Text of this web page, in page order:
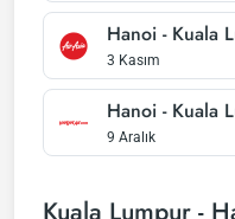
Hanoi - Kuala
3 Kasım
Hanoi - Kuala
9 Aralık
Kuala Lumpur -